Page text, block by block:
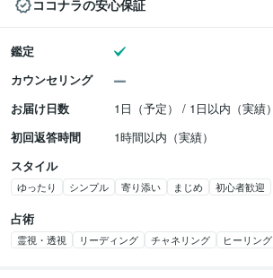
ココナラの安心保証
鑑定
カウンセリング
お届け日数
1日（予定） / 1日以内（実績）
初回返答時間
1時間以内（実績）
スタイル
ゆったり シンプル 寄り添い まじめ 初心者歓迎
占術
霊視・透視 リーディング チャネリング ヒーリング